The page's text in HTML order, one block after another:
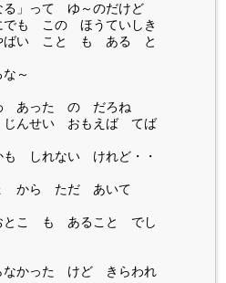
」って ゆ～のだけど
も この ほうていしき
ばい こと も ある と
～
あった の だろね
んせい おもえば てば
しれない けれど・・
から ただ あいて
こ も あること でし
かった けど きらわれ